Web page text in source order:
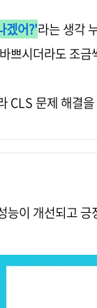
겠어?'라는 생각
쁘시더라도 조
CLS 문제 해결
능이 개선되고